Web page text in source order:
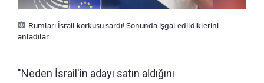
Rumları İsrail korkusu sardı! Sonunda işgal edildiklerini
anladılar
"Neden İsrail'in adayı satın aldığını